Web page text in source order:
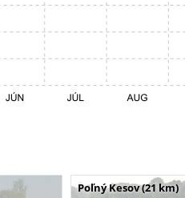
Poľný Kesov (21 km)